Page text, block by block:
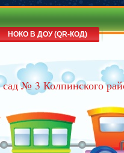
сад № 3 Колпинского
НОКО В ДОУ (QR-КОД)